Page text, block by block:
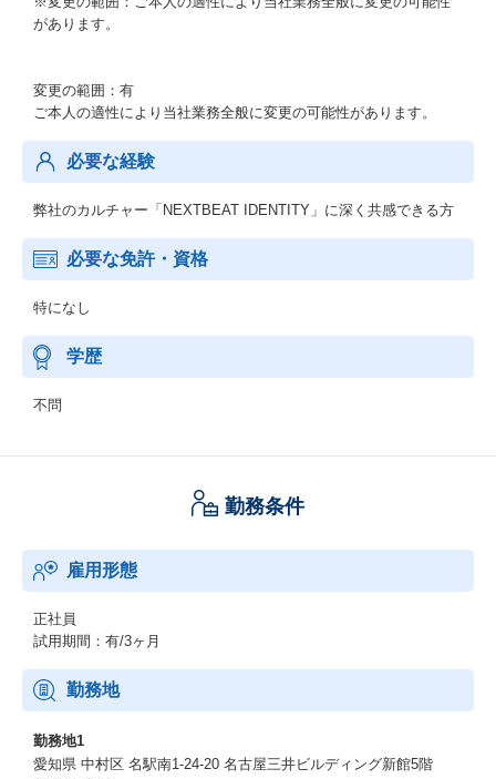
があります。
変更の範囲：有
ご本人の適性により当社業務全般に変更の可能性があります。
必要な経験
弊社のカルチャー「NEXTBEAT IDENTITY」に深く共感できる方
必要な免許・資格
特になし
学歴
不問
勤務条件
雇用形態
正社員
試用期間：有/3ヶ月
勤務地
勤務地1
愛知県 中村区 名駅南1-24-20 名古屋三井ビルディング新館5階